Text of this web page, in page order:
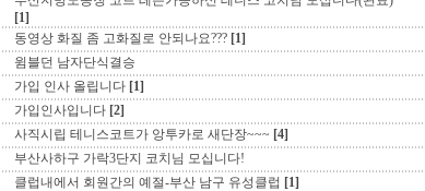
[1]
동영상 화질 좀 고화질로 안되나요??? [1]
윔블던 남자단식결승
가입 인사 올립니다 [1]
가입인사입니다 [2]
사직시립 테니스코트가 앙투카로 새단장~~~ [4]
부산사하구 가락3단지 코치님 모십니다!
클럽내에서 회원간의 예절-부산 남구 유성클럽 [1]